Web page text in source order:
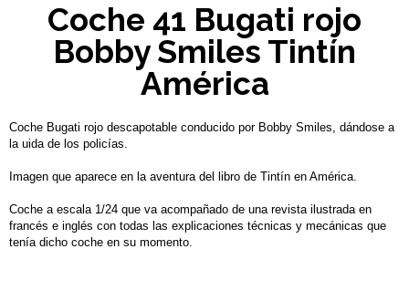
Coche 41 Bugati rojo
Bobby Smiles Tintín
América
Coche Bugati rojo descapotable conducido por Bobby Smiles, dándose a
la uida de los policías.
Imagen que aparece en la aventura del libro de Tintín en América.
Coche a escala 1/24 que va acompañado de una revista ilustrada en
francés e inglés con todas las explicaciones técnicas y mecánicas que
tenía dicho coche en su momento.